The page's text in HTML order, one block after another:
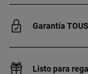
Garantía TOUS
Listo para